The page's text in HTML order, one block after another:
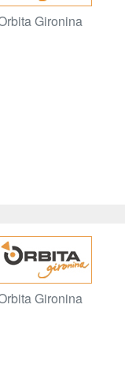
Gironina
Gironina